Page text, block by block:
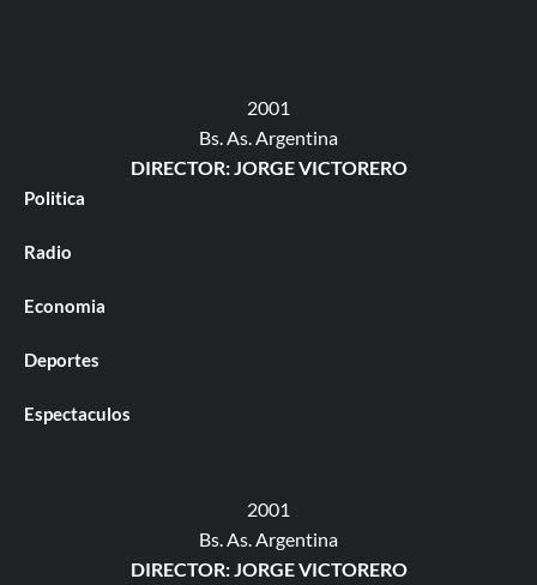
2001
Bs. As. Argentina
DIRECTOR: JORGE VICTORERO
Politica
Radio
Economia
Deportes
Espectaculos
2001
Bs. As. Argentina
DIRECTOR: JORGE VICTORERO